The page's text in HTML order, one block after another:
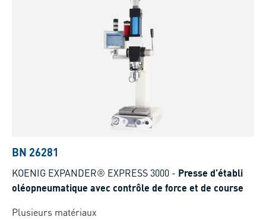
BN 26281
KOENIG EXPANDER® EXPRESS 3000 - Presse d'établi
oléopneumatique avec contrôle de force et de course
Plusieurs matériaux